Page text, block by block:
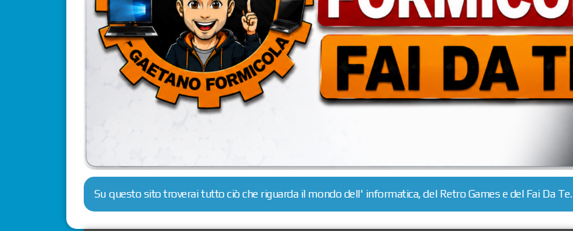
Su questo sito troverai tutto ciò che riguarda il mondo dell' informatica, del Retro Games e del Fai Da Te.